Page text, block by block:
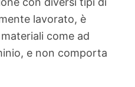
lavorato, è
come ad
e non comporta